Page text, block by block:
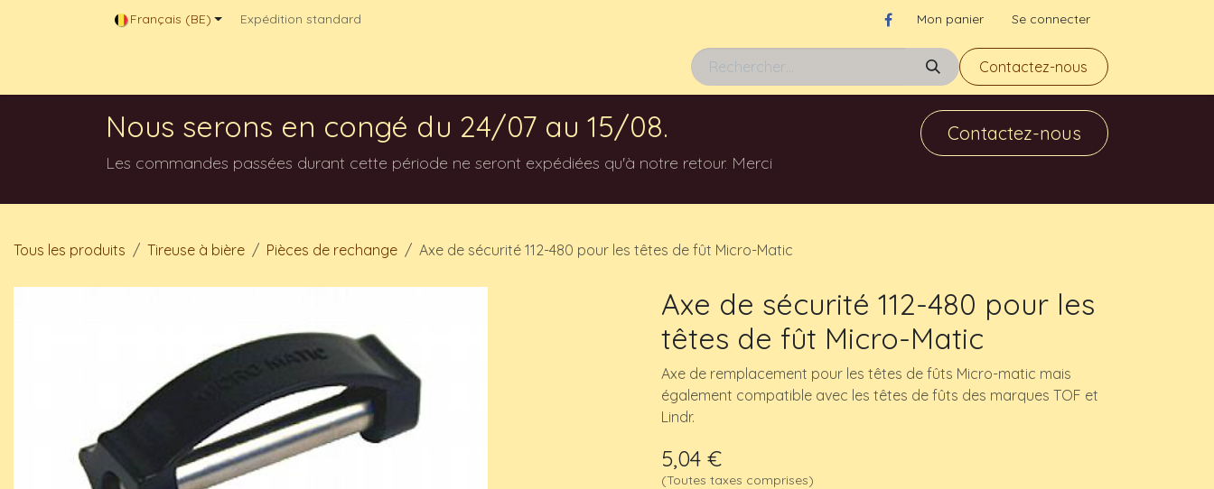
Se rendre au contenuFrançais (BE) Expédition standard Mon panier Se connecter
Contactez-nous
Nous serons en congé du 24/07 au 15/08.
Les commandes passées durant cette période ne seront expédiées qu'à notre retour. Merci
Contactez-nous
Tous les produits Tireuse à bière Pièces de rechange Axe de sécurité 112-480 pour les têtes de fût Micro-Matic
Axe de sécurité 112-480 pour les
têtes de fût Micro-Matic
Axe de remplacement pour les têtes de fûts Micro-matic mais
également compatible avec les têtes de fûts des marques TOF et
Lindr.
5,04 €
(Toutes taxes comprises)